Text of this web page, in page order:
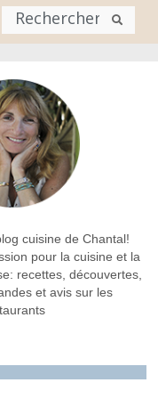
cuisine de Chantal!
pour la cuisine et la
recettes, découvertes,
et avis sur les